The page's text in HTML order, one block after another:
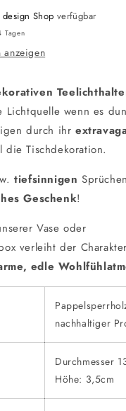
Shop verfügbar
Tagen
anzeigen
Lichtquelle wenn es
durch ihr
die Tischdekoration.
tiefsinnigen
Geschenk!
Vase oder
verleiht der
edle
nachhaltiger
Durchmesser
Höhe: 3,5cm